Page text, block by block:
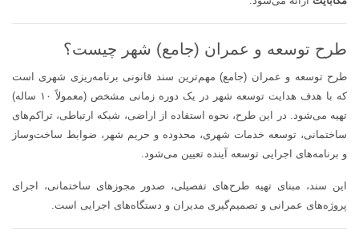
طرح توسعه و عمران (جامع) شهر چیست؟
طرح توسعه و عمران (جامع) مهم‌ترین سند قانونی برنامه‌ریزی شهری است
که با هدف هدایت توسعه شهر در یک دوره زمانی مشخص (معمولاً ۱۰ ساله)
تهیه می‌شود. در این طرح، نحوه استفاده از اراضی، شبکه ارتباطی، تراکم‌های
ساختمانی، توسعه خدمات شهری، محدوده و حریم شهر، ضوابط ساخت‌وساز
و برنامه‌های اجرایی توسعه آینده تعیین می‌شود.
این سند، مبنای تهیه طرح‌های تفصیلی، صدور مجوزهای ساختمانی، اجرای
پروژه‌های عمرانی و تصمیم‌گیری مدیران و دستگاه‌های اجرایی است.